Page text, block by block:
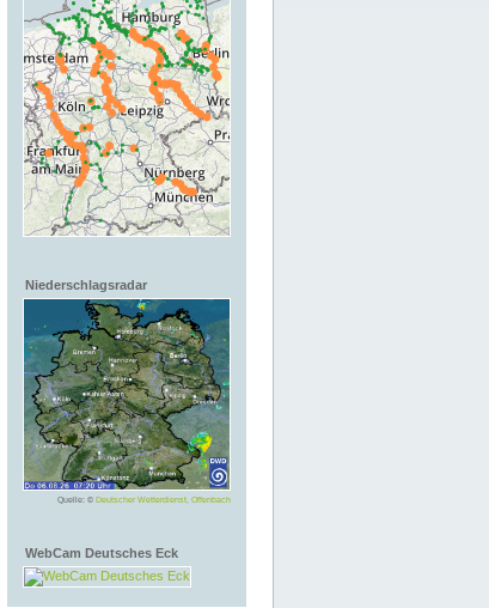
Niederschlagsradar
Quelle: © Deutscher Wetterdienst, Offenbach
WebCam Deutsches Eck